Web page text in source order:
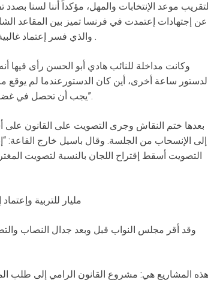
موعد الإنتخابات والمهل، مؤكداً أننا لسنا
والذي فسر إعتماد غالبية الأحياء، وإقترح أن يتم التصويت على أساس غالبية الـ59 .
وكانت مداخلة للنائب هادي أبو الحسن رأى فيها
ساعة أخرى، أين كان الدستورعندما لم يوقع
يجب أن تحصل في غضون شهرين من تاريخ شغورالمقاعد الـ11 ومضى 15 شهرا”.
إلى الإنسحاب من الجلسة. وقال باسيل خارج
500 مليار للتربية وإعتماد إضافي بـ1200 مليار
المشاريع هي: مشروع القانون الرامي إلى طلب